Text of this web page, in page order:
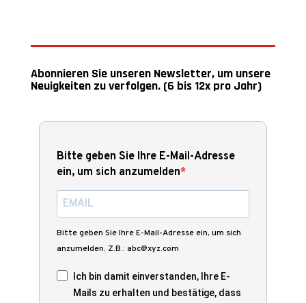
Abonnieren Sie unseren Newsletter, um unsere
Neuigkeiten zu verfolgen. (6 bis 12x pro Jahr)
Bitte geben Sie Ihre E-Mail-Adresse
ein, um sich anzumelden
Bitte geben Sie Ihre E-Mail-Adresse ein, um sich
anzumelden. Z.B.: abc@xyz.com
Ich bin damit einverstanden, Ihre E-
Mails zu erhalten und bestätige, dass